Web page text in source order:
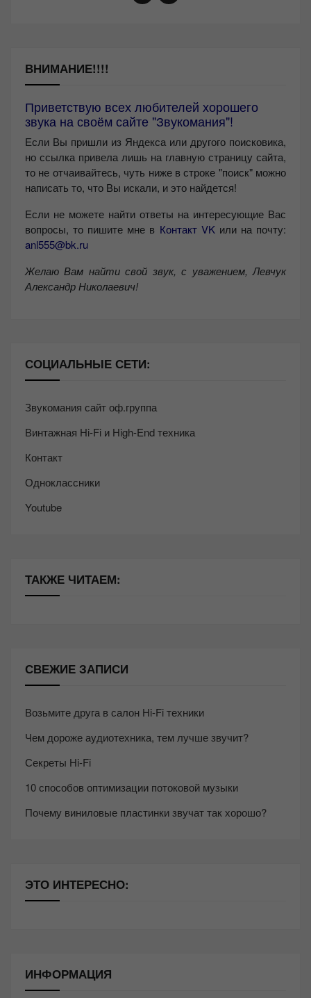
ВНИМАНИЕ!!!!
Приветствую всех любителей хорошего
звука на своём сайте "Звукомания"!
Если Вы пришли из Яндекса или другого поисковика,
но ссылка привела лишь на главную страницу сайта,
то не отчаивайтесь, чуть ниже в строке "поиск" можно
написать то, что Вы искали, и это найдется!
Если не можете найти ответы на интересующие Вас
вопросы, то пишите мне в Контакт VKили на почту:
anl555@bk.ru
Желаю Вам найти свой звук, с уважением, Левчук
Александр Николаевич!
СОЦИАЛЬНЫЕ СЕТИ:
Звукомания сайт оф.группа
Винтажная Hi-Fi и High-End техника
Контакт
Одноклассники
Youtube
ТАКЖЕ ЧИТАЕМ:
СВЕЖИЕ ЗАПИСИ
Возьмите друга в салон Hi-Fi техники
Чем дороже аудиотехника, тем лучше звучит?
Секреты Hi-Fi
10 способов оптимизации потоковой музыки
Почему виниловые пластинки звучат так хорошо?
ЭТО ИНТЕРЕСНО:
ИНФОРМАЦИЯ